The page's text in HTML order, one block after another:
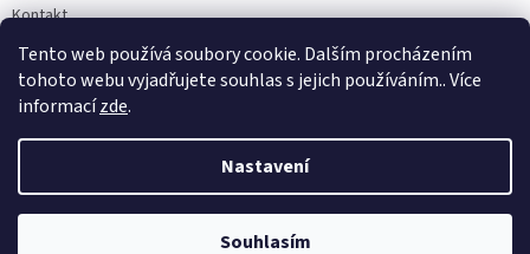
Tento web používá soubory cookie. Dalším procházením
tohoto webu vyjadřujete souhlas s jejich používáním.. Více
informacízde.
Nastavení
Souhlasím
Kontakt
Napište nám
Copyright 2026Dobirkov.cz. Všechna práva vyhrazena.Upravit
nastavení cookies